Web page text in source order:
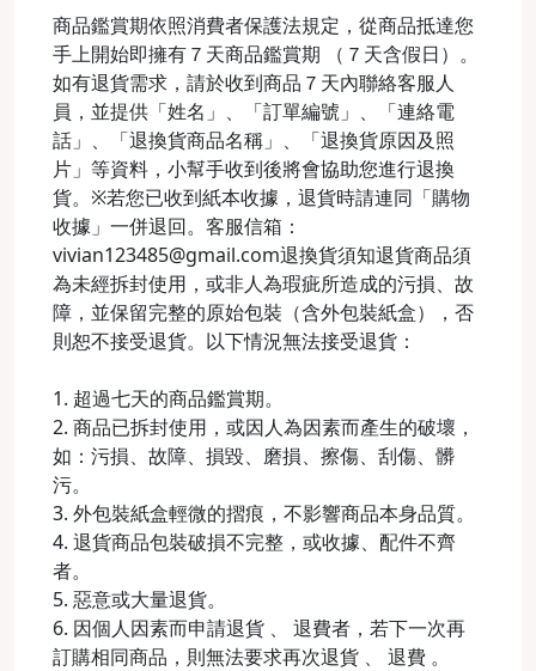
商品鑑賞期依照消費者保護法規定，從商品抵達您
手上開始即擁有７天商品鑑賞期 （７天含假日）。
如有退貨需求，請於收到商品７天內聯絡客服人
員，並提供「姓名」、「訂單編號」、「連絡電
話」、「退換貨商品名稱」、「退換貨原因及照
片」等資料，小幫手收到後將會協助您進行退換
貨。※若您已收到紙本收據，退貨時請連同「購物
收據」一併退回。客服信箱：
vivian123485@gmail.com退換貨須知退貨商品須
為未經拆封使用，或非人為瑕疵所造成的污損、故
障，並保留完整的原始包裝（含外包裝紙盒），否
則恕不接受退貨。以下情況無法接受退貨：
1. 超過七天的商品鑑賞期。
2. 商品已拆封使用，或因人為因素而產生的破壞，
如：污損、故障、損毀、磨損、擦傷、刮傷、髒
污。
3. 外包裝紙盒輕微的摺痕，不影響商品本身品質。
4. 退貨商品包裝破損不完整，或收據、配件不齊
者。
5. 惡意或大量退貨。
6. 因個人因素而申請退貨 、 退費者，若下一次再
訂購相同商品，則無法要求再次退貨 、 退費 。